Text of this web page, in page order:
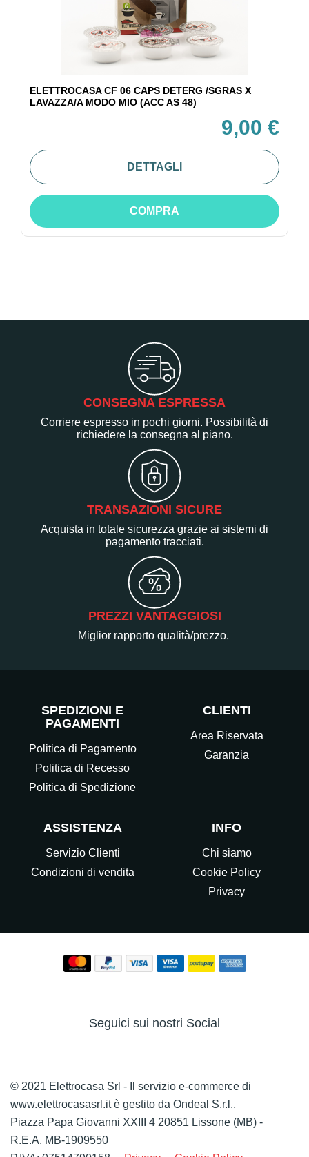
ELETTROCASA CF 06 CAPS DETERG /SGRAS X
LAVAZZA/A MODO MIO (ACC AS 48)
9,00 €
DETTAGLI
COMPRA
CONSEGNA ESPRESSA
Corriere espresso in pochi giorni. Possibilità di
richiedere la consegna al piano.
TRANSAZIONI SICURE
Acquista in totale sicurezza grazie ai sistemi di
pagamento tracciati.
PREZZI VANTAGGIOSI
Miglior rapporto qualità/prezzo.
SPEDIZIONI E
PAGAMENTI
Politica di Pagamento
Politica di Recesso
Politica di Spedizione
CLIENTI
Area Riservata
Garanzia
ASSISTENZA
Servizio Clienti
Condizioni di vendita
INFO
Chi siamo
Cookie Policy
Privacy
Seguici sui nostri Social
© 2021 Elettrocasa Srl - Il servizio e-commerce di
www.elettrocasasrl.it è gestito da Ondeal S.r.l.,
Piazza Papa Giovanni XXIII 4 20851 Lissone (MB) -
R.E.A. MB-1909550